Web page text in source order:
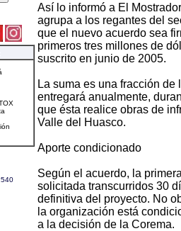
Así lo informó a El
agrupa a los regantes del
que el nuevo acuerdo sea
primeros tres millones de
suscrito en junio de 2005.
La suma es una fracción
entregará anualmente,
que ésta realice obras de
Valle del Huasco.
Aporte condicionado
Según el acuerdo, la
solicitada transcurridos 30
definitiva del proyecto. No
la organización está
a la decisión de la Corema.